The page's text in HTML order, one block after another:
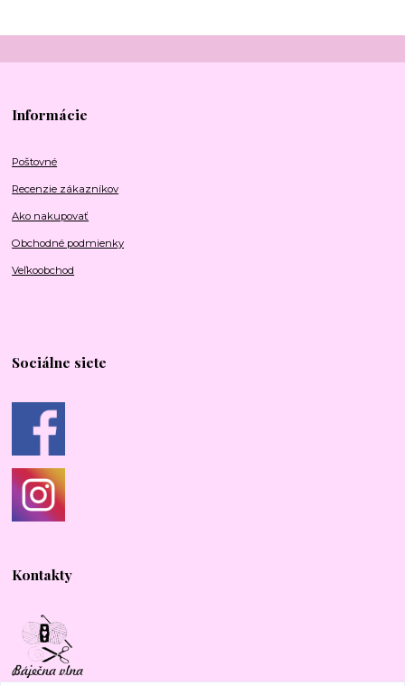
Informácie
Poštovné
Recenzie zákazníkov
Ako nakupovať
Obchodné podmienky
Veľkoobchod
Sociálne siete
Kontakty